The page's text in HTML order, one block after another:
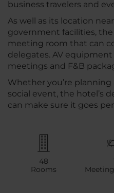
business travelers and
As well as its location
government facilities,
meeting room that can
delegates. AV equipment
meetings and F&B
Whether you’re
social event, the hotel’s
can make sure it goes
48
Rooms